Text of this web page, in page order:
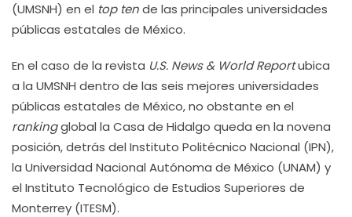
(UMSNH) en el top tende las principales universidades
públicas estatales de México.
En el caso de la revista U.S. News & World Reportubica
a la UMSNH dentro de las seis mejores universidades
públicas estatales de México, no obstante en el
rankingglobal la Casa de Hidalgo queda en la novena
posición, detrás del Instituto Politécnico Nacional (IPN),
la Universidad Nacional Autónoma de México (UNAM) y
el Instituto Tecnológico de Estudios Superiores de
Monterrey (ITESM).